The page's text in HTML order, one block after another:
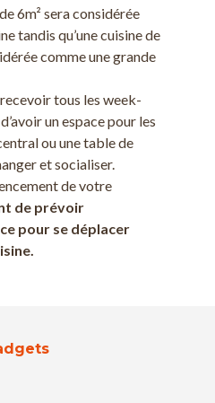
6m² sera considérée
tandis qu’une cuisine de
comme une grande
tous les week-
un espace pour les
ou une table de
et socialiser.
de votre
de prévoir
pour se déplacer